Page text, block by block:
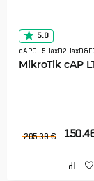
5.0
cAPGi-
MikroTik cAP
205.39 €